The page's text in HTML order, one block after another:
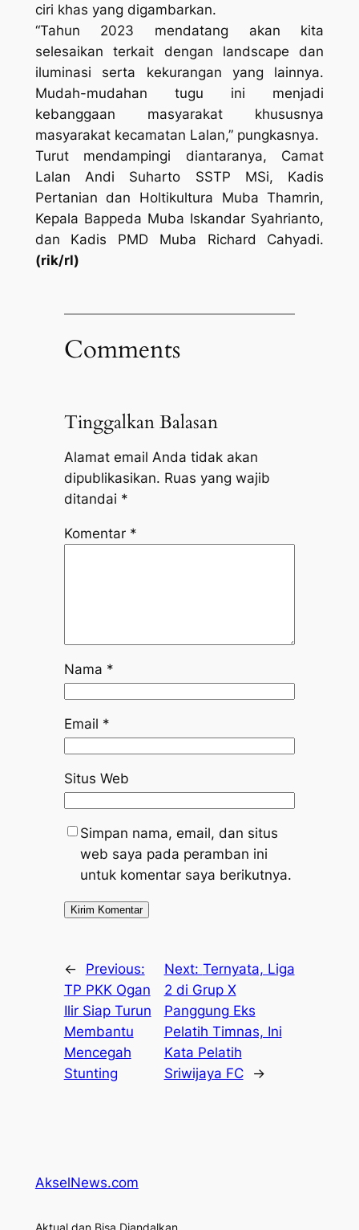
ciri khas yang digambarkan.
“Tahun 2023 mendatang akan kita
selesaikan terkait dengan landscape dan
iluminasi serta kekurangan yang lainnya.
Mudah-mudahan tugu ini menjadi
kebanggaan masyarakat khususnya
masyarakat kecamatan Lalan,” pungkasnya.
Turut mendampingi diantaranya, Camat
Lalan Andi Suharto SSTP MSi, Kadis
Pertanian dan Holtikultura Muba Thamrin,
Kepala Bappeda Muba Iskandar Syahrianto,
dan Kadis PMD Muba Richard Cahyadi.
(rik/rl)
Comments
Tinggalkan Balasan
Alamat email Anda tidak akan
dipublikasikan. Ruas yang wajib
ditandai *
Komentar *
Nama *
Email *
Situs Web
Simpan nama, email, dan situs
web saya pada peramban ini
untuk komentar saya berikutnya.
←
Previous:
TP PKK Ogan
Ilir Siap Turun
Membantu
Mencegah
Stunting
Next: Ternyata, Liga
2 di Grup X
Panggung Eks
Pelatih Timnas, Ini
Kata Pelatih
Sriwijaya FC
→
AkselNews.com
Aktual dan Bisa Diandalkan